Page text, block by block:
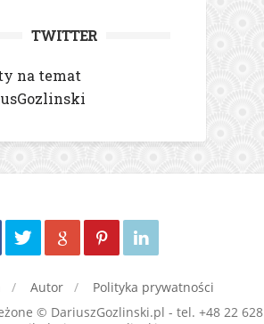
TWITTER
na temat
Autor
Polityka prywatności
© DariuszGozlinski.pl - tel. +48 22 628